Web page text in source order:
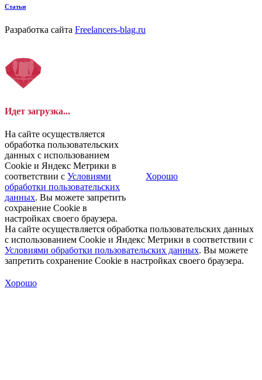
Статьи
Разработка сайта Freelancers-blag.ru
Идет загрузка...
На сайте осуществляется
обработка пользовательских
данных с использованием
Cookie и Яндекс Метрики в
соответствии с Условиями
обработки пользовательских
данных. Вы можете запретить
сохранение Cookie в
настройках своего браузера.
Хорошо
На сайте осуществляется обработка пользовательских данных
с использованием Cookie и Яндекс Метрики в соответствии с
Условиями обработки пользовательских данных. Вы можете
запретить сохранение Cookie в настройках своего браузера.
Хорошо